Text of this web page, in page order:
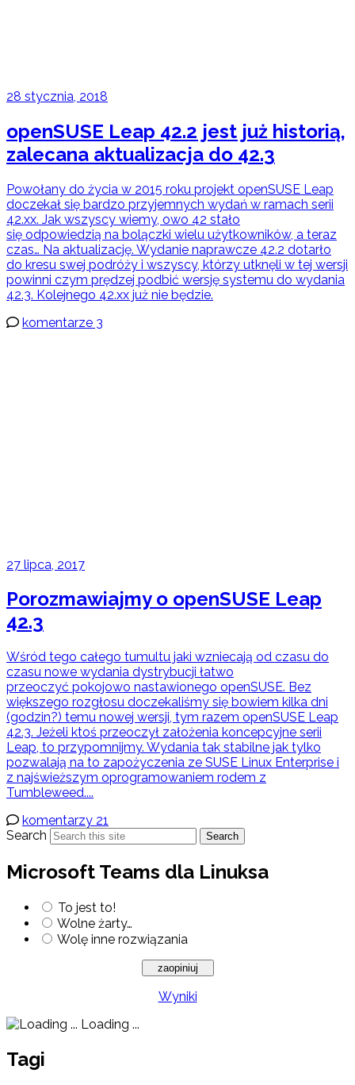
28 stycznia, 2018
openSUSE Leap 42.2 jest już historią,
zalecana aktualizacja do 42.3
Powołany do życia w 2015 roku projekt openSUSE Leap
doczekał się bardzo przyjemnych wydań w ramach serii
42.xx. Jak wszyscy wiemy, owo 42 stało
się odpowiedzią na bolączki wielu użytkowników, a teraz
czas… Na aktualizację. Wydanie naprawcze 42.2 dotarło
do kresu swej podróży i wszyscy, którzy utknęli w tej wersji
powinni czym prędzej podbić wersję systemu do wydania
42.3. Kolejnego 42.xx już nie będzie.
komentarze 3
27 lipca, 2017
Porozmawiajmy o openSUSE Leap
42.3
Wśród tego całego tumultu jaki wzniecają od czasu do
czasu nowe wydania dystrybucji łatwo
przeoczyć pokojowo nastawionego openSUSE. Bez
większego rozgłosu doczekaliśmy się bowiem kilka dni
(godzin?) temu nowej wersji, tym razem openSUSE Leap
42.3. Jeżeli ktoś przeoczył założenia koncepcyjne serii
Leap, to przypomnijmy. Wydania tak stabilne jak tylko
pozwalają na to zapożyczenia ze SUSE Linux Enterprise i
z najświeższym oprogramowaniem rodem z
Tumbleweed....
komentarzy 21
Search
Search
Microsoft Teams dla Linuksa
To jest to!
Wolne żarty…
Wolę inne rozwiązania
Wyniki
Loading ...
Tagi